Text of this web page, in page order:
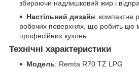
збираючи надлишковий жир і
Настільний дизайн: компактне
робочих поверхнях, що робить цю
професійних кухонь.
Технічні характеристики
Модель: Remta R70 TZ LPG